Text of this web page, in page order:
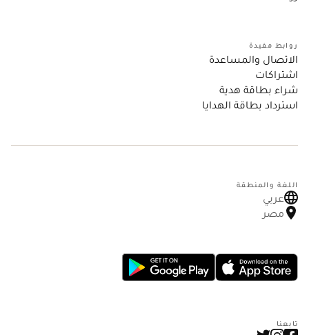
روابط مفيدة
الاتصال والمساعدة
اشتراكات
شراء بطاقة هدية
استرداد بطاقة الهدايا
اللغة والمنطقة
عربي
مصر
تابعنا